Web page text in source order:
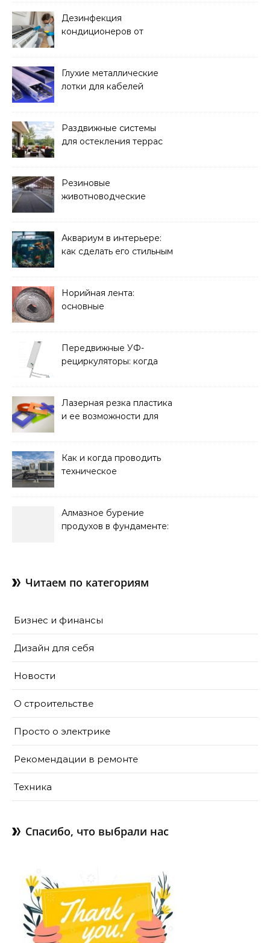
Дезинфекция
кондиционеров от
Глухие металлические
лотки для кабелей
Раздвижные системы
для остекления террас
Резиновые
животноводческие
решать
Аквариум в интерьере:
как сделать его стильным
Норийная лента:
основные
и советы по выбору
Передвижные УФ-
рециркуляторы: когда
Лазерная резка пластика
и ее возможности для
Как и когда проводить
техническое
Алмазное бурение
продухов в фундаменте:
Читаем по категориям
Бизнес и финансы
Дизайн для себя
Новости
О строительстве
Просто о электрике
Рекомендации в ремонте
Техника
Спасибо, что выбрали нас